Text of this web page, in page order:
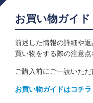
お買い物ガイド
前述した情報の詳細や
買い物をする際の注意点
ご購入前にご一読いた
お買い物ガイドはコチラ